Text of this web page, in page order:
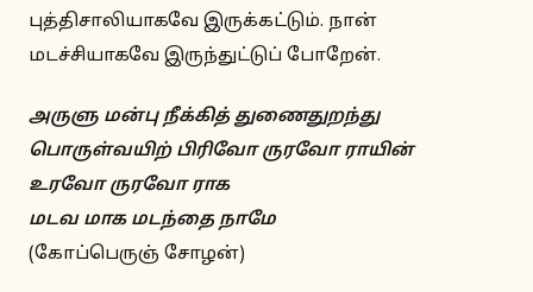
புத்திசாலியாகவே இருக்கட்டும். நான்
மடச்சியாகவே இருந்துட்டுப் போறேன்.
அருளு மன்பு நீக்கித் துணைதுறந்து
பொருள்வயிற் பிரிவோ ருரவோ ராயின்
உரவோ ருரவோ ராக
மடவ மாக மடந்தை நாமே
(கோப்பெருஞ் சோழன்)